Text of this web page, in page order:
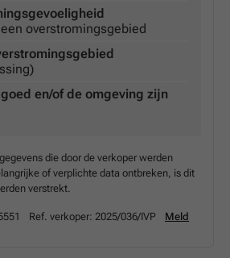
overstromingsgebied
en/of de omgeving zijn
die door de verkoper werden
of verplichte data ontbreken, is dit
verstrekt.
Ref. verkoper: 2025/036/IVP
Meld